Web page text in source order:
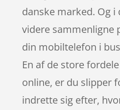
danske marked. Og i
videre sammenligne
din mobiltelefon i
En af de store
online, er du slipper
indrette sig efter,